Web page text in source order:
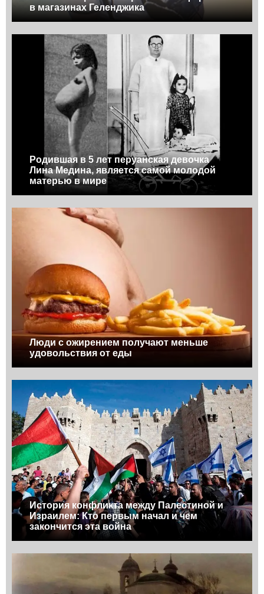
в магазинах Геленджика
Родившая в 5 лет перуанская девочка
Лина Медина, является самой молодой
матерью в мире
Люди с ожирением получают меньше
удовольствия от еды
История конфликта между Палестиной и
Израилем: Кто первым начал и чем
закончится эта война